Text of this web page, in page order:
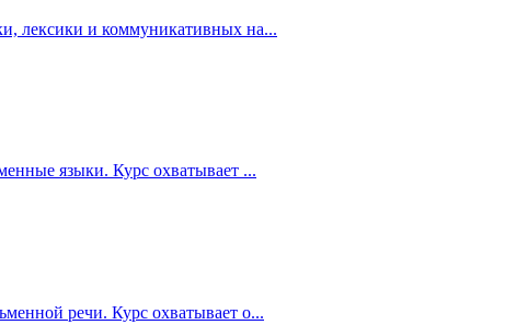
лексики и коммуникативных на...
языки. Курс охватывает ...
речи. Курс охватывает о...